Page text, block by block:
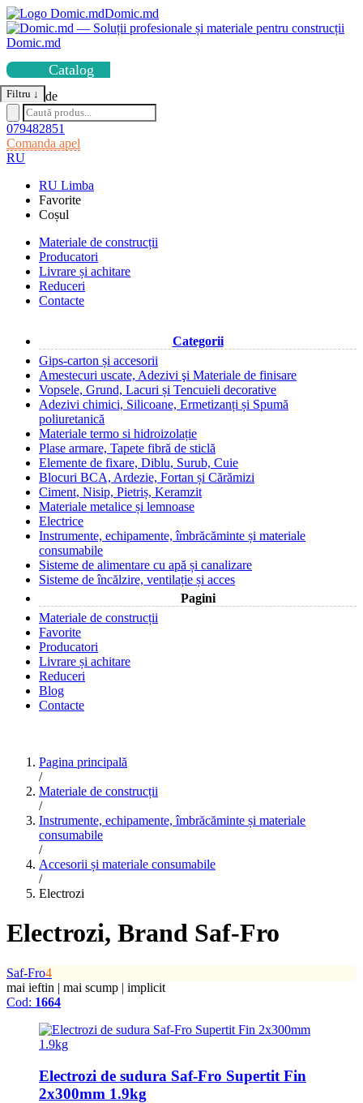
Domic.md
Domic.md
Catalog
079482851
Comanda apel
RU
RU Limba
Favorite
Coșul
Materiale de construcții
Producatori
Livrare și achitare
Reduceri
Contacte
Categorii
Gips-carton și accesorii
Amestecuri uscate, Adezivi şi Materiale de finisare
Vopsele, Grund, Lacuri și Tencuieli decorative
Adezivi chimici, Silicoane, Ermetizanți și Spumă
poliuretanică
Materiale termo si hidroizolație
Plase armare, Tapete fibră de sticlă
Elemente de fixare, Diblu, Surub, Cuie
Blocuri BCA, Ardezie, Fortan și Cărămizi
Ciment, Nisip, Pietriș, Keramzit
Materiale metalice și lemnoase
Electrice
Instrumente, echipamente, îmbrăcăminte și materiale
consumabile
Sisteme de alimentare cu apă și canalizare
Sisteme de încălzire, ventilație și acces
Pagini
Materiale de construcții
Favorite
Producatori
Livrare și achitare
Reduceri
Blog
Contacte
Pagina principală
/
Materiale de construcții
/
Instrumente, echipamente, îmbrăcăminte și materiale
consumabile
/
Accesorii și materiale consumabile
/
Electrozi
Electrozi, Brand Saf-Fro
Saf-Fro4
mai ieftin | mai scump | implicit
Cod: 1664
Electrozi de sudura Saf-Fro Supertit Fin
2x300mm 1.9kg
Filtru ↓